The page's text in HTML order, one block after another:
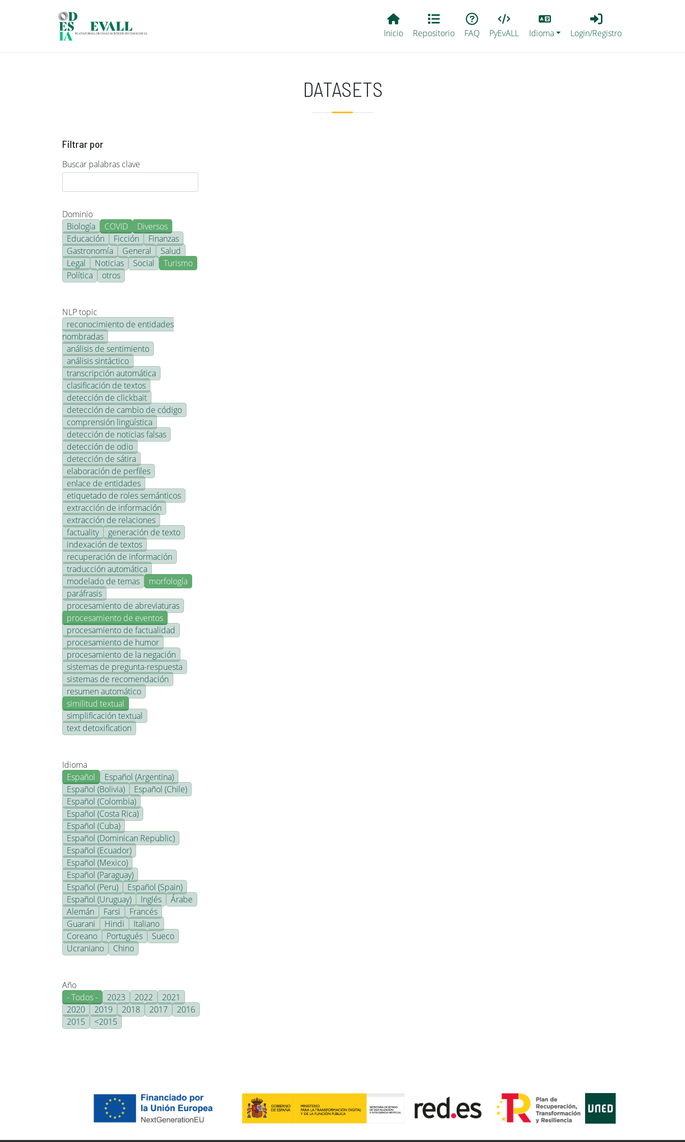
Main EvALL
Inicio Repositorio FAQ PyEvALL
Lang
Idioma
Login_Registro
Login/Registro
DATASETS
Filtrar por
Buscar palabras clave
Dominio
Biología
COVID
Diversos
Educación
Ficción
Finanzas
Gastronomía
General
Salud
Legal
Noticias Social
Turismo
Política
otros
NLP topic
reconocimiento de entidades
nombradas
análisis de sentimiento
análisis sintáctico
transcripción automática
clasificación de textos
detección de clickbait
detección de cambio de código
comprensión lingüística
detección de noticias falsas
detección de odio
detección de sátira
elaboración de perfiles
enlace de entidades
etiquetado de roles semánticos
extracción de información
extracción de relaciones
factuality
generación de texto
indexación de textos
recuperación de información
traducción automática
modelado de temas
morfología
paráfrasis
procesamiento de abreviaturas
procesamiento de eventos
procesamiento de factualidad
procesamiento de humor
procesamiento de la negación
sistemas de pregunta-respuesta
sistemas de recomendación
resumen automático
similitud textual
simplificación textual
text detoxification
Idioma
Español
Español (Argentina)
Español (Bolivia)
Español (Chile)
Español (Colombia)
Español (Costa Rica)
Español (Cuba)
Español (Dominican Republic)
Español (Ecuador)
Español (Mexico)
Español (Paraguay)
Español (Peru)
Español (Spain)
Español (Uruguay)
Inglés
Árabe
Alemán
Farsi
Francés
Guarani
Hindi
Italiano
Coreano
Portugués
Sueco
Ucraniano
Chino
Año
- Todos -
2023 2022
2021
2020
2019 2018 2017
2016
2015
<2015